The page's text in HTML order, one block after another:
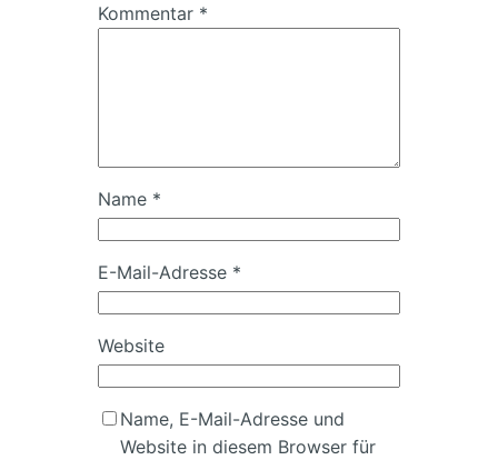
Kommentar *
Name *
E-Mail-Adresse *
Website
Name, E-Mail-Adresse und
Website in diesem Browser für